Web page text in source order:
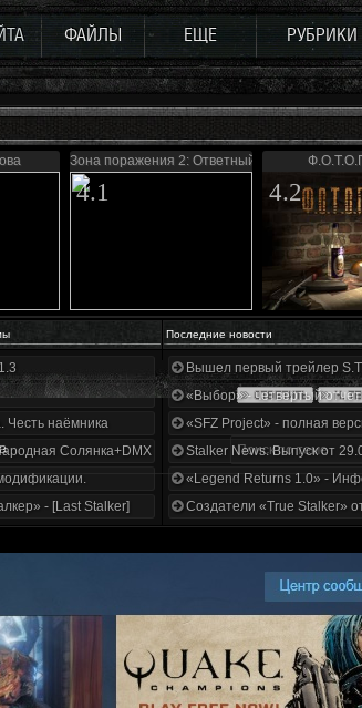
ФАЙЛЫ ЕЩЕ РУБРИКИ
Зона поражения 2: Ответный удар
4.1 4.2
Последние новости
трейлера
Честь наёмника
Солянка+DMX 1.3.5.ООП.МА.К.
- [Last Stalker]
Вышел первый трейлер
«Выбор» - четвертый отчет
«SFZ Project» - полная
Stalker News. Выпуск от
«Legend Returns 1.0» -
Создатели «True Stalker»